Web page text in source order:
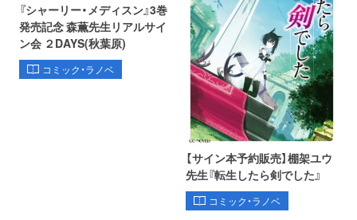
『シャーリー・メディスン』3巻
発売記念 森薫先生リアルサイ
ン会 ２DAYS(秋葉原)
コミック・ラノベ
【サイン本予約販売】棚架ユウ
先生『転生したら剣でした』
コミック・ラノベ